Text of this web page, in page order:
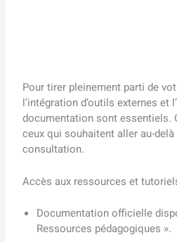
Pour tirer pleinement parti de
l’intégration d’outils externes et
documentation sont essentiels.
ceux qui souhaitent aller au-delà
consultation.
Accès aux ressources et
Documentation officielle
Ressources pédagogiques ».